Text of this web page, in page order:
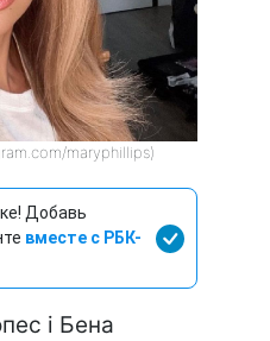
maryphillips)
Добавь
вместе с РБК-
і Бена